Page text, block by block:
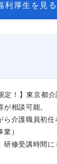
利厚生を見る
定！】東京都
相談可能。
介護職員初任
）
修受講時間に